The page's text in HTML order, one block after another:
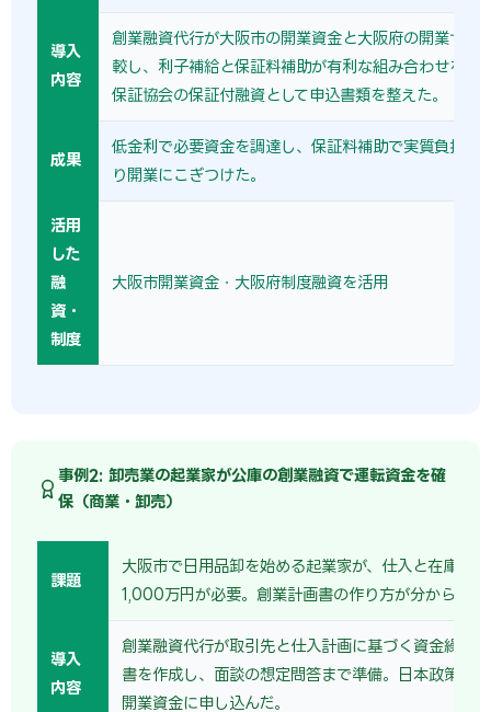
導入
内容
創業融資代行が大阪市の開業資金と大阪府の開業サポ
較し、利子補給と保証料補助が有利な組み合わせを選
保証協会の保証付融資として申込書類を整えた。
成果
低金利で必要資金を調達し、保証料補助で実質負担を
り開業にこぎつけた。
活用
した
融
資・
制度
大阪市開業資金・大阪府制度融資を活用
事例2: 卸売業の起業家が公庫の創業融資で運転資金を確
保（商業・卸売）
課題
大阪市で日用品卸を始める起業家が、仕入と在庫の
1,000万円が必要。創業計画書の作り方が分からなか
導入
内容
創業融資代行が取引先と仕入計画に基づく資金繰り
書を作成し、面談の想定問答まで準備。日本政策金
開業資金に申し込んだ。